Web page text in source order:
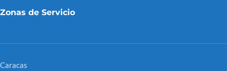
Zonas de Servicio
Caracas